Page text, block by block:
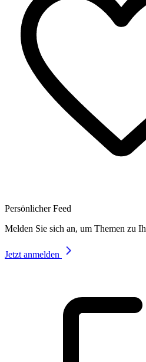
Persönlicher Feed
Melden Sie sich an, um Themen zu
Jetzt anmelden